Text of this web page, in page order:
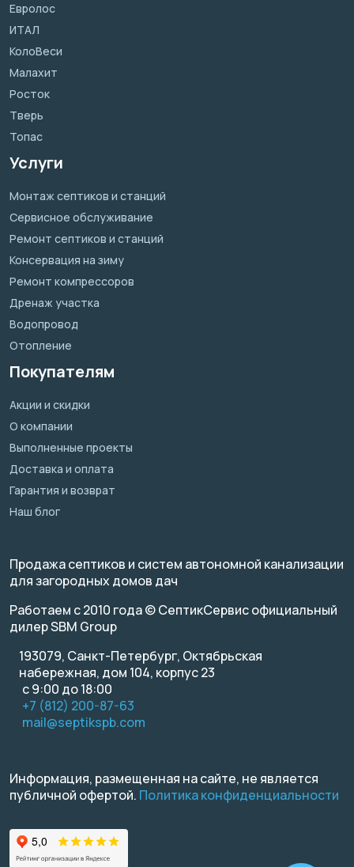
Евролос
ИТАЛ
КолоВеси
Малахит
Росток
Тверь
Топас
Услуги
Монтаж септиков и станций
Сервисное обслуживание
Ремонт септиков и станций
Консервация на зиму
Ремонт компрессоров
Дренаж участка
Водопровод
Отопление
Покупателям
Акции и скидки
О компании
Выполненные проекты
Доставка и оплата
Гарантия и возврат
Наш блог
Продажа септиков и систем автономной канализации
для загородных домов дач
Работаем с 2010 года © СептикСервис официальный
дилер SBM Group
193079, Санкт-Петербург, Октябрьская
набережная, дом 104, корпус 23
с 9:00 до 18:00
+7 (812) 200-87-63
mail@septikspb.com
Информация, размещенная на сайте, не является
публичной офертой. Политика конфиденциальности